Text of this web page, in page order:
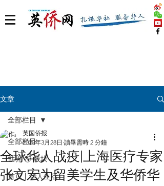
文章
全部栏目
世界 🌎 版块
首页丨华人生活
全部栏目
全球华人战疫|上海医疗专家
张文宏为留美学生及华侨华
英国侨报
2020年3月28日 讀畢需時 2 分鐘